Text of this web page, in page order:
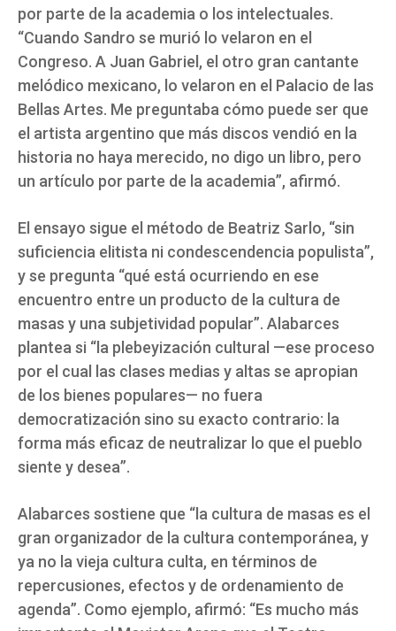
por parte de la academia o los intelectuales.
“Cuando Sandro se murió lo velaron en el
Congreso. A Juan Gabriel, el otro gran cantante
melódico mexicano, lo velaron en el Palacio de las
Bellas Artes. Me preguntaba cómo puede ser que
el artista argentino que más discos vendió en la
historia no haya merecido, no digo un libro, pero
un artículo por parte de la academia”, afirmó.
El ensayo sigue el método de Beatriz Sarlo, “sin
suficiencia elitista ni condescendencia populista”,
y se pregunta “qué está ocurriendo en ese
encuentro entre un producto de la cultura de
masas y una subjetividad popular”. Alabarces
plantea si “la plebeyización cultural —ese proceso
por el cual las clases medias y altas se apropian
de los bienes populares— no fuera
democratización sino su exacto contrario: la
forma más eficaz de neutralizar lo que el pueblo
siente y desea”.
Alabarces sostiene que “la cultura de masas es el
gran organizador de la cultura contemporánea, y
ya no la vieja cultura culta, en términos de
repercusiones, efectos y de ordenamiento de
agenda”. Como ejemplo, afirmó: “Es mucho más